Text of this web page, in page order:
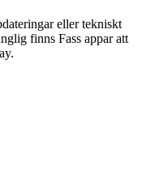
eller tekniskt
finns Fass appar att